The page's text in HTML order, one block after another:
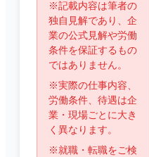
※記載内容は筆者の
独自見解であり、企
業の公式見解や労働
条件を保証するもの
ではありません。
※実際の仕事内容、
労働条件、待遇は企
業・現場ごとに大き
く異なります。
※就職・転職をご検